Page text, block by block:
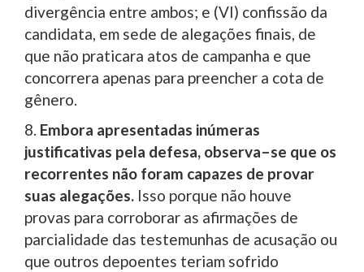
divergência entre ambos; e (VI) confissão da
candidata, em sede de alegações finais, de
que não praticara atos de campanha e que
concorrera apenas para preencher a cota de
gênero.
8. Embora apresentadas inúmeras
justificativas pela defesa, observa–se que os
recorrentes não foram capazes de provar
suas alegações. Isso porque não houve
provas para corroborar as afirmações de
parcialidade das testemunhas de acusação ou
que outros depoentes teriam sofrido